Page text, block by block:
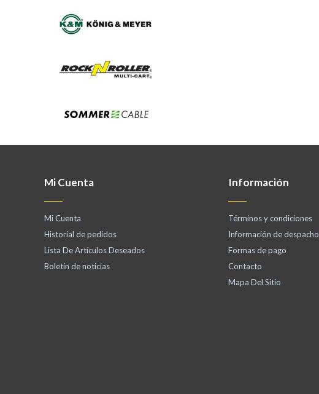
Mi Cuenta
Mi Cuenta
Historial de pedidos
Lista De Artículos Deseados
Boletín de noticias
Información
Términos y condiciones
Información de despacho
Formas de pago
Contacto
Mapa Del Sitio